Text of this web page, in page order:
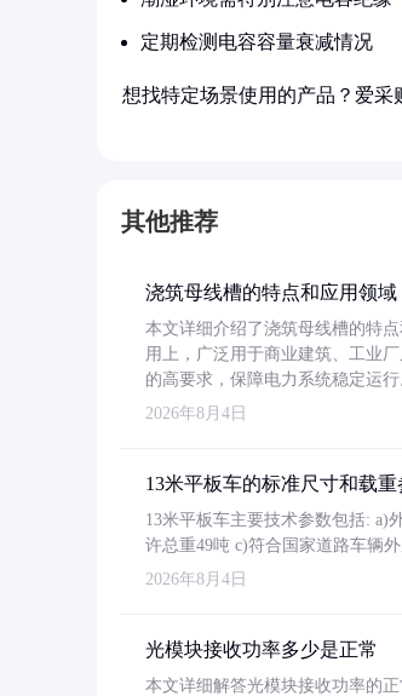
定期检测电容容量衰减情况
想找特定场景使用的产品？爱
其他推荐
浇筑母线槽的特点和应用领域
本文详细介绍了浇筑母线槽的特
用上，广泛用于商业建筑、工业
的高要求，保障电力系统稳定运行
2026年8月4日
13米平板车的标准尺寸和载重
13米平板车主要技术参数包括: a)
许总重49吨 c)符合国家道路车辆
2026年8月4日
光模块接收功率多少是正常
本文详细解答光模块接收功率的